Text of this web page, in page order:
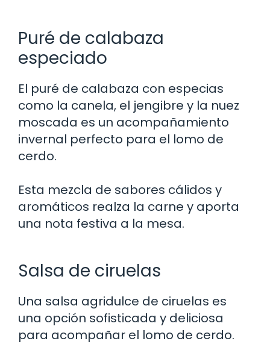
Puré de calabaza
especiado
El puré de calabaza con especias
como la canela, el jengibre y la nuez
moscada es un acompañamiento
invernal perfecto para el lomo de
cerdo.
Esta mezcla de sabores cálidos y
aromáticos realza la carne y aporta
una nota festiva a la mesa.
Salsa de ciruelas
Una salsa agridulce de ciruelas es
una opción sofisticada y deliciosa
para acompañar el lomo de cerdo.